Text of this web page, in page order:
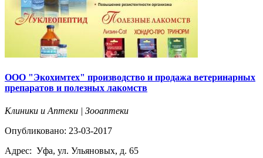
ООО "Экохимтех" производство и продажа ветеринарных
препаратов и полезных лакомств
Клиники и Аптеки | Зооаптеки
Опубликовано: 23-03-2017
Адрес: Уфа, ул. Ульяновых, д. 65